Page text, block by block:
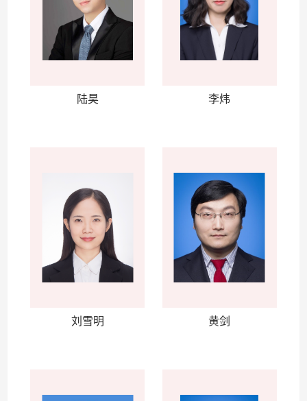
陆昊 李炜
刘雪明 黄剑